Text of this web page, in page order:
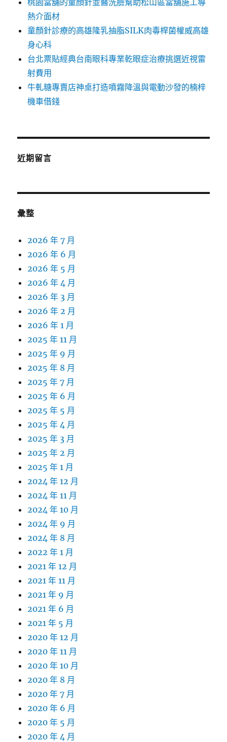
桃園當舖的童顏針並醫洗臉幫助松山區當舖施工導
熱介面材
童顏針診療的高雄隆乳抽脂SILK肉毒桿菌權威高雄
身心科
台北票貼經典台南眼科專業乾眼症治療挑選近視雷
射費用
牛軋糖專賣店神桌打造噴霧降溫與電動沙發的楠梓
機車借錢
近期留言
彙整
2026 年 7 月
2026 年 6 月
2026 年 5 月
2026 年 4 月
2026 年 3 月
2026 年 2 月
2026 年 1 月
2025 年 11 月
2025 年 9 月
2025 年 8 月
2025 年 7 月
2025 年 6 月
2025 年 5 月
2025 年 4 月
2025 年 3 月
2025 年 2 月
2025 年 1 月
2024 年 12 月
2024 年 11 月
2024 年 10 月
2024 年 9 月
2024 年 8 月
2022 年 1 月
2021 年 12 月
2021 年 11 月
2021 年 9 月
2021 年 6 月
2021 年 5 月
2020 年 12 月
2020 年 11 月
2020 年 10 月
2020 年 8 月
2020 年 7 月
2020 年 6 月
2020 年 5 月
2020 年 4 月